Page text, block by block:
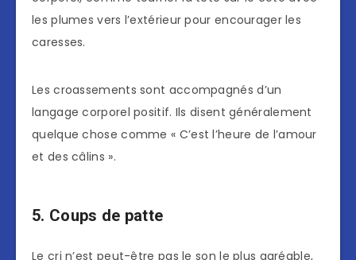
les plumes vers l’extérieur pour encourager les
caresses.
Les croassements sont accompagnés d’un
langage corporel positif. Ils disent généralement
quelque chose comme « C’est l’heure de l’amour
et des câlins ».
5. Coups de patte
Le cri n’est peut-être pas le son le plus agréable,